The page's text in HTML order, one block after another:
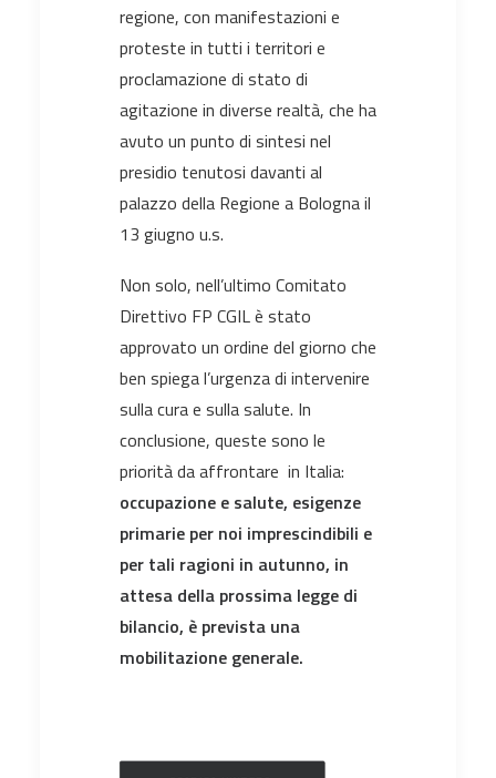
regione, con manifestazioni e
proteste in tutti i territori e
proclamazione di stato di
agitazione in diverse realtà, che ha
avuto un punto di sintesi nel
presidio tenutosi davanti al
palazzo della Regione a Bologna il
13 giugno u.s.
Non solo, nell’ultimo Comitato
Direttivo FP CGIL è stato
approvato un ordine del giorno che
ben spiega l’urgenza di intervenire
sulla cura e sulla salute. In
conclusione, queste sono le
priorità da affrontare in Italia:
occupazione e salute, esigenze
primarie per noi imprescindibili e
per tali ragioni in autunno, in
attesa della prossima legge di
bilancio, è prevista una
mobilitazione generale.